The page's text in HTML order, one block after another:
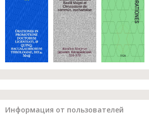
Информация от пользователей